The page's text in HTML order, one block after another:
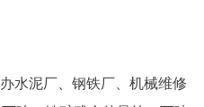
水泥厂、钢铁厂、机械维修